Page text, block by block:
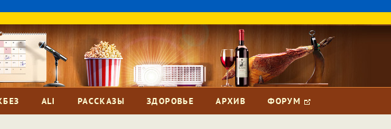
ALI РАССКАЗЫ ЗДОРОВЬЕ АРХИВ ФОРУМ